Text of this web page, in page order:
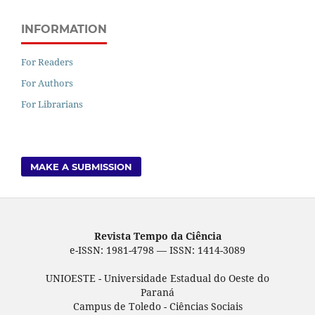
INFORMATION
For Readers
For Authors
For Librarians
MAKE A SUBMISSION
Revista Tempo da Ciência
e-ISSN: 1981-4798 — ISSN: 1414-3089
UNIOESTE - Universidade Estadual do Oeste do
Paraná
Campus de Toledo - Ciências Sociais